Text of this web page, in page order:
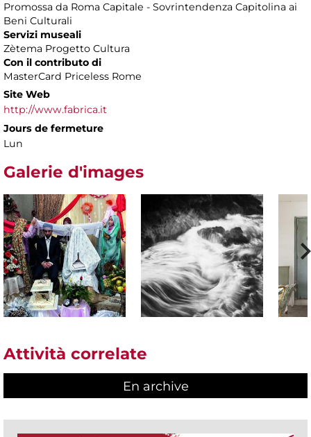
Promossa da Roma Capitale - Sovrintendenza Capitolina ai
Beni Culturali
Servizi museali
Zètema Progetto Cultura
Con il contributo di
MasterCard Priceless Rome
Site Web
http://www.fabrica.it
Jours de fermeture
Lun
Galerie d'images
Attività correlate
En archive